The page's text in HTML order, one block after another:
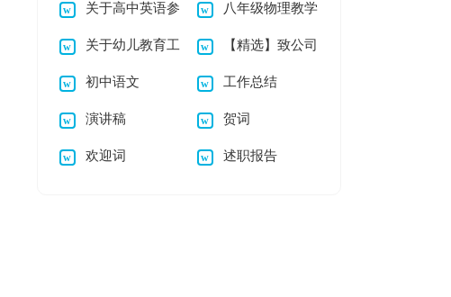
集9篇
中作文汇总9篇 感谢信7篇
关于高中英语参
考作文锦集五篇
八年级物理教学
工作计划
关于幼儿教育工
作计划集锦10篇
【精选】致公司
感谢信四篇
初中语文 工作总结
演讲稿 贺词
欢迎词 述职报告